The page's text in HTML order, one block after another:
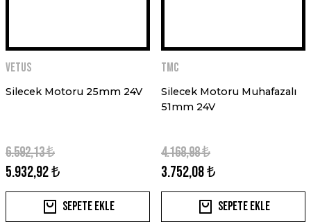
VETUS
Silecek Motoru 25mm 24V
5.932,92 ₺
6.592,13 ₺
Sepete Ekle
TMC
Silecek Motoru Muhafazalı
51mm 24V
3.752,08 ₺
4.168,98 ₺
Sepete Ekle